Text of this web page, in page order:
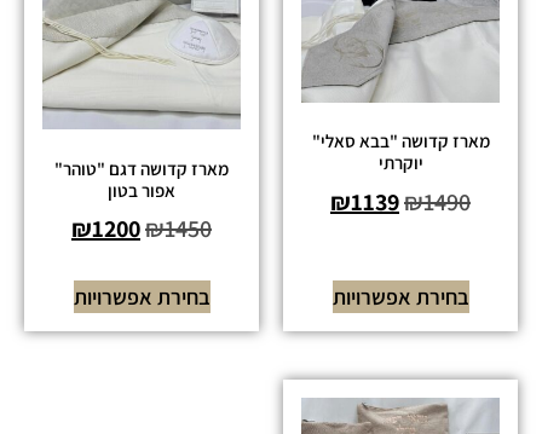
מארז קדושה "בבא סאלי"
יוקרתי
₪1490
₪1139
בחירת אפשרויות
מארז קדושה דגם "טוהר"
אפור בטון
₪1450
₪1200
בחירת אפשרויות